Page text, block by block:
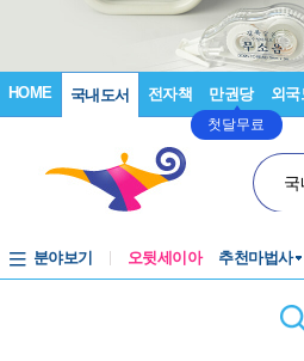
HOME 국내도서 전자책 만권당
첫달무료
외국
국
분야보기 오뒷세이아 추천마법사